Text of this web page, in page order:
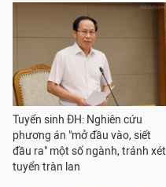
Tuyển sinh ĐH: Nghiên cứu
phương án "mở đầu vào, siết
đầu ra" một số ngành, tránh xét
tuyển tràn lan